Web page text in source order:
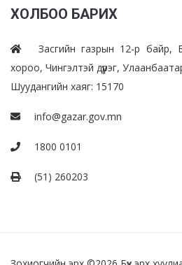
ХОЛБОО БАРИХ
Засгийн газрын 12-р байр,
хороо, Чингэлтэй дүүрэг,
Шуудангийн хаяг: 15170
info@gazar.gov.mn
1800 0101
(51) 260203